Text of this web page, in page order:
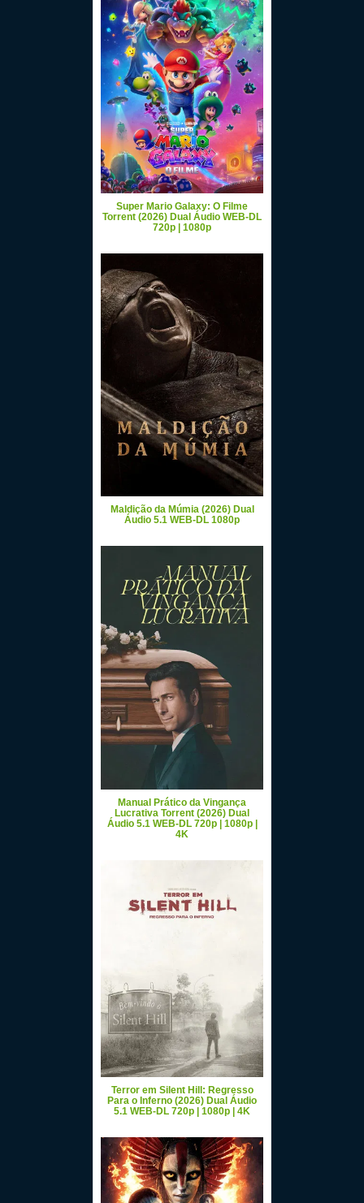
Super Mario Galaxy: O Filme
Torrent (2026) Dual Áudio WEB-DL
720p | 1080p
Maldição da Múmia (2026) Dual
Áudio 5.1 WEB-DL 1080p
Manual Prático da Vingança
Lucrativa Torrent (2026) Dual
Áudio 5.1 WEB-DL 720p | 1080p |
4K
Terror em Silent Hill: Regresso
Para o Inferno (2026) Dual Áudio
5.1 WEB-DL 720p | 1080p | 4K